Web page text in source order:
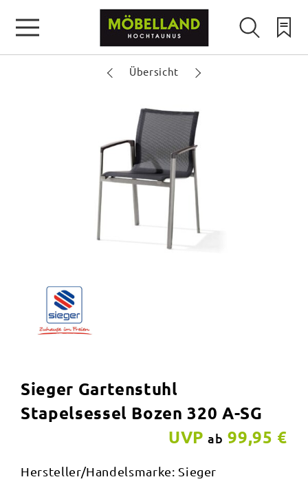
Übersicht
Sieger Gartenstuhl
Stapelsessel Bozen 320 A-SG
UVPab 99,95 €
Hersteller/Handelsmarke: Sieger